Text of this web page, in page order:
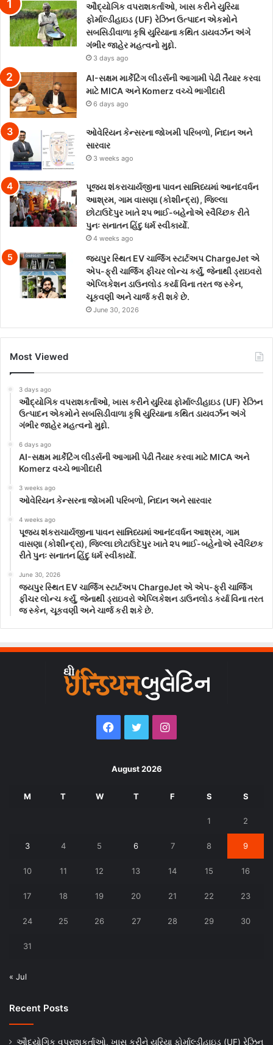
ઔદ્યોગિક વપરાશકર્તાઓ, ખાસ કરીને યુરિયા
ફોર્માલ્ડીહાઇડ (UF) રેઝિન ઉત્પાદન એકમોને
સબસિડીવાળા કૃષિ યુરિયાના કથિત ડાયવર્ઝન અંગે
ગંભીર જાહેર મહત્વનો મુદ્દો.
3 days ago
AI-સક્ષમ માર્કેટિંગ લીડર્સની આગામી પેઢી તૈયાર કરવા
માટે MICA અને Komerz વચ્ચે ભાગીદારી
6 days ago
ઓવેરિયન કેન્સરના જોખમી પરિબળો, નિદાન અને
સારવાર
3 weeks ago
પૂજ્ય શંકરાચાર્યજીના પાવન સાન્નિધ્યમાં આનંદવર્ધન
આશ્રમ, ગામ વાસણા (કોશીન્દ્રા), જિલ્લા
છોટાઉદેપુર ખાતે ૨૫ ભાઈ-બહેનોએ સ્વૈચ્છિક રીતે
પુનઃ સનાતન હિંદુ ધર્મ સ્વીકાર્યો.
4 weeks ago
જયપુર સ્થિત EV ચાર્જિંગ સ્ટાર્ટઅપ ChargeJet એ
એપ-ફ્રી ચાર્જિંગ ફીચર લોન્ચ કર્યું, જેનાથી ડ્રાઇવરો
એપ્લિકેશન ડાઉનલોડ કર્યા વિના તરત જ સ્કેન,
ચૂકવણી અને ચાર્જ કરી શકે છે.
June 30, 2026
Most Viewed
3 days ago
ઔદ્યોગિક વપરાશકર્તાઓ, ખાસ કરીને યુરિયા ફોર્માલ્ડીહાઇડ (UF) રેઝિન
ઉત્પાદન એકમોને સબસિડીવાળા કૃષિ યુરિયાના કથિત ડાયવર્ઝન અંગે
ગંભીર જાહેર મહત્વનો મુદ્દો.
6 days ago
AI-સક્ષમ માર્કેટિંગ લીડર્સની આગામી પેઢી તૈયાર કરવા માટે MICA અને
Komerz વચ્ચે ભાગીદારી
3 weeks ago
ઓવેરિયન કેન્સરના જોખમી પરિબળો, નિદાન અને સારવાર
4 weeks ago
પૂજ્ય શંકરાચાર્યજીના પાવન સાન્નિધ્યમાં આનંદવર્ધન આશ્રમ, ગામ
વાસણા (કોશીન્દ્રા), જિલ્લા છોટાઉદેપુર ખાતે ૨૫ ભાઈ-બહેનોએ સ્વૈચ્છિક
રીતે પુનઃ સનાતન હિંદુ ધર્મ સ્વીકાર્યો.
June 30, 2026
જયપુર સ્થિત EV ચાર્જિંગ સ્ટાર્ટઅપ ChargeJet એ એપ-ફ્રી ચાર્જિંગ
ફીચર લોન્ચ કર્યું, જેનાથી ડ્રાઇવરો એપ્લિકેશન ડાઉનલોડ કર્યા વિના તરત
જ સ્કેન, ચૂકવણી અને ચાર્જ કરી શકે છે.
Facebook
TwitterInstagram
August 2026
M T W T F S S
1 2
3 4 5 6 7 8 9
10 11 12 13 14 15 16
17 18 19 20 21 22 23
24 25 26 27 28 29 30
31
« Jul
Recent Posts
ઔદ્યોગિક વપરાશકર્તાઓ, ખાસ કરીને યુરિયા ફોર્માલ્ડીહાઇડ (UF) રેઝિન